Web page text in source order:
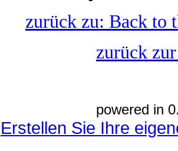
zurück zu: Back to
zurück
powered in
Erstellen Sie Ihre